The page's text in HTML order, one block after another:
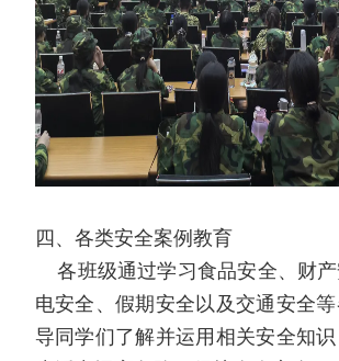
四、各类安全案例教育
各班级通过学习食品安全、财产
电安全、假期安全以及交通安全等
导同学们了解并运用相关安全知